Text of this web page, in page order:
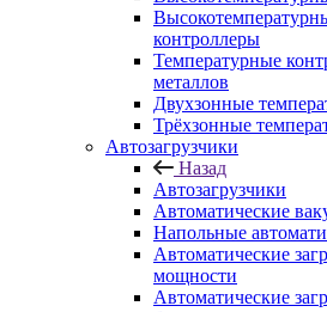
контроллеры
Температурные
металлов
Двухзонные
Трёхзонные
Автозагрузчики
Назад
Автозагрузчики
Автоматические
Напольные
Автоматические
мощности
Автоматические